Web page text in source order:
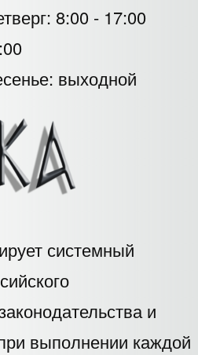
8:00 - 17:00
выходной
системный
и
выполнении каждой